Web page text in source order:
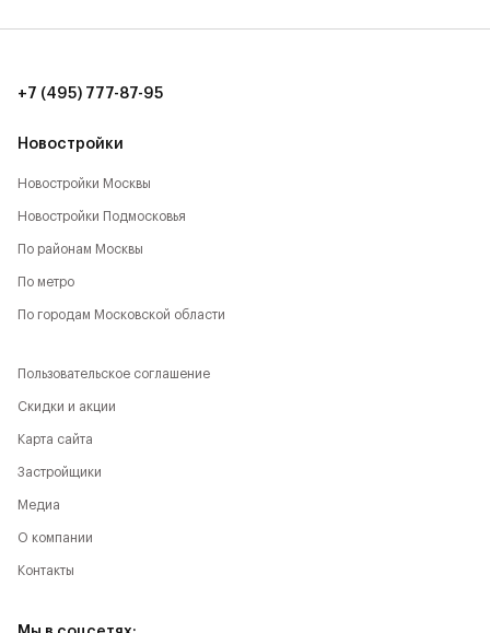
Новостройки
Новостройки Москвы
Новостройки Подмосковья
По районам Москвы
По метро
По городам Московской области
+7 (495) 777-87-95
Пользовательское соглашение
Скидки и акции
Карта сайта
Застройщики
Медиа
О компании
Контакты